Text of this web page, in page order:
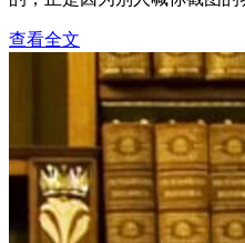
查看全文